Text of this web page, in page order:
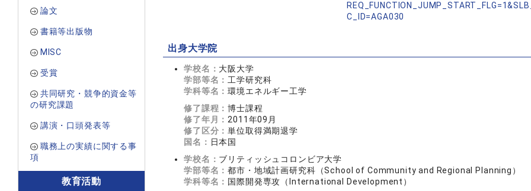
論文
書籍等出版物
MISC
受賞
共同研究・競争的資金等
の研究課題
講演・口頭発表等
職務上の実績に関する事
項
教育活動
C_ID=AGA030
出身大学院
学校名： 大阪大学
学部等名： 工学研究科
学科等名：環境エネルギー工学
修了課程：博士課程
修了年月： 2011年09月
修了区分：単位取得満期退学
国名： 日本国
学校名： ブリティッシュコロンビア大学
学部等名：都市・地域計画研究科（School of Community and Regional Planning）
学科等名： 国際開発専攻（International Development）